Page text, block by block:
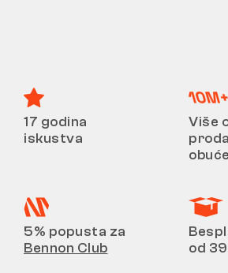
17 godina
iskustva
Više
obuće
5% popusta za
Bennon Club
od